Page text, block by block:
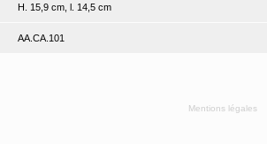
H. 15,9 cm, l. 14,5 cm
AA.CA.101
Mentions légales